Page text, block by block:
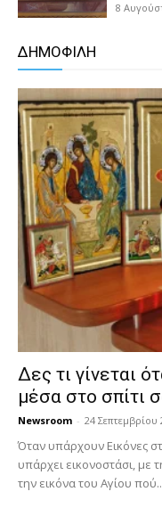
8
ΔΗΜΟΦΙΛΗ
Δες τι γίνεται
μέσα στο σπίτι
Newsroom - 24 Σεπτεμβρίου
Όταν υπάρχουν Εικόνες
υπάρχει εικονοστάσι, με
την εικόνα του Αγίου